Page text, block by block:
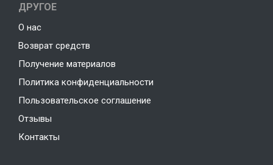
ДРУГОЕ
О нас
Возврат средств
Получение материалов
Политика конфиденциальности
Пользовательское соглашение
Отзывы
Контакты